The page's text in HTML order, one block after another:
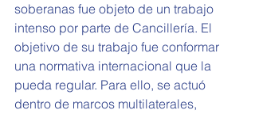
soberanas fue objeto de un trabajo
intenso por parte de Cancillería. El
objetivo de su trabajo fue conformar
una normativa internacional que la
pueda regular. Para ello, se actuó
dentro de marcos multilaterales,